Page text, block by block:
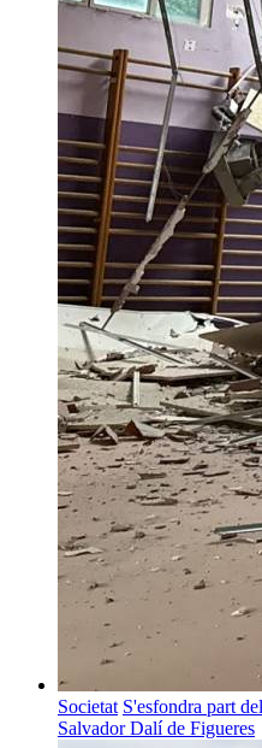
Societat S'esfondra part
Salvador Dalí de Figueres